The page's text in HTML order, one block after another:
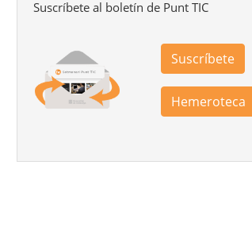
Suscríbete al boletín de Punt TIC
Suscríbete
Hemeroteca